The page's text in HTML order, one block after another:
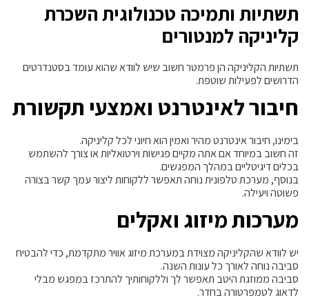
תשתיות ותמיכה טכנולוגית השכרת
קליניקה למנטורים
תשתיות הקליניקה הן פרמטר חשוב שיש לוודא שהוא עומד בסטנדרטים
הדרושים לפעילות שוטפת.
חיבור לאינטרנט ואמצעי תקשורת
בימינו, חיבור אינטרנט מהיר ואמין הוא חיוני לכל קליניקה.
זה חשוב במיוחד אם אתה מקיים פגישות וירטואליות או צורך להשתמש
בכלים דיגיטליים במהלך המפגשים.
בנוסף, מערכת טלפונית נוחה תאפשר ללקוחות ליצור עמך קשר בצורה
פשוטה ויעילה.
מערכות מיזוג ואקלים
יש לוודא שהקליניקה מצוידת במערכת מיזוג אוויר מתקדמת, כדי להבטיח
סביבה נוחה לאורך כל עונות השנה.
סביבה ממוזגת היטב תאפשר לך וללקוחותיך להתרכז במפגש מבלי
לדאוג לטמפרטורה בחדר.